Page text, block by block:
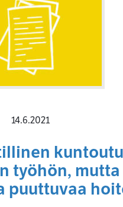
14.6.2021
työhön, mutta
puuttuvaa